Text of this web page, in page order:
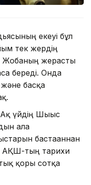
екеуі бұл
тек жердің
Жобаның жерасты
береді. Онда
басқа
үйдің Шығыс
ала
бастағаннан
АҚШ-тың тарихи
қоры сотқа